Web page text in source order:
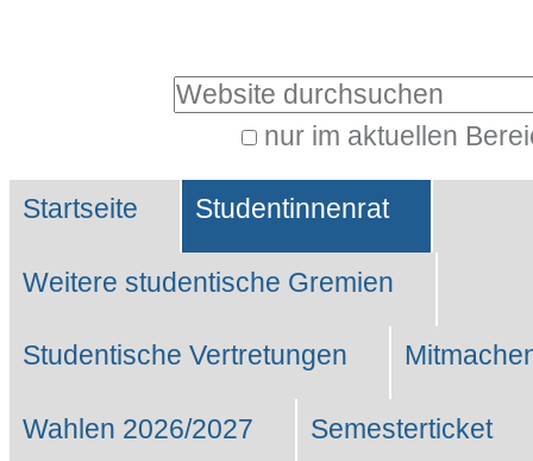
Website durchsuchen
nur im aktuellen
Suche…
Sektionen
Startseite Studentinnenrat
Weitere studentische Gremien
Studentische Vertretungen
Wahlen 2026/2027 Semesterticket